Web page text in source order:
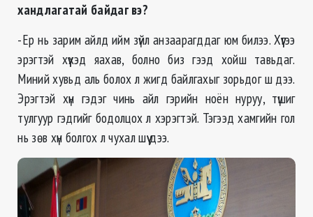
хандлагатай байдаг вэ?
-Ер нь зарим айлд ийм зүйл анзаарагддаг юм билээ. Хүүгээ
эрэгтэй хүүхэд яахав, болно биз гээд хойш тавьдаг.
Миний хувьд аль болох л жигд байлгахыг зорьдог ш дээ.
Эрэгтэй хүн гэдэг чинь айл гэрийн ноён нуруу, түшиг
тулгуур гэдгийг бодолцох л хэрэгтэй. Тэгээд хамгийн гол
нь зөв хүн болгох л чухал шүү дээ.